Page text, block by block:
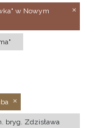
w Nowym
bryg. Zdzisława